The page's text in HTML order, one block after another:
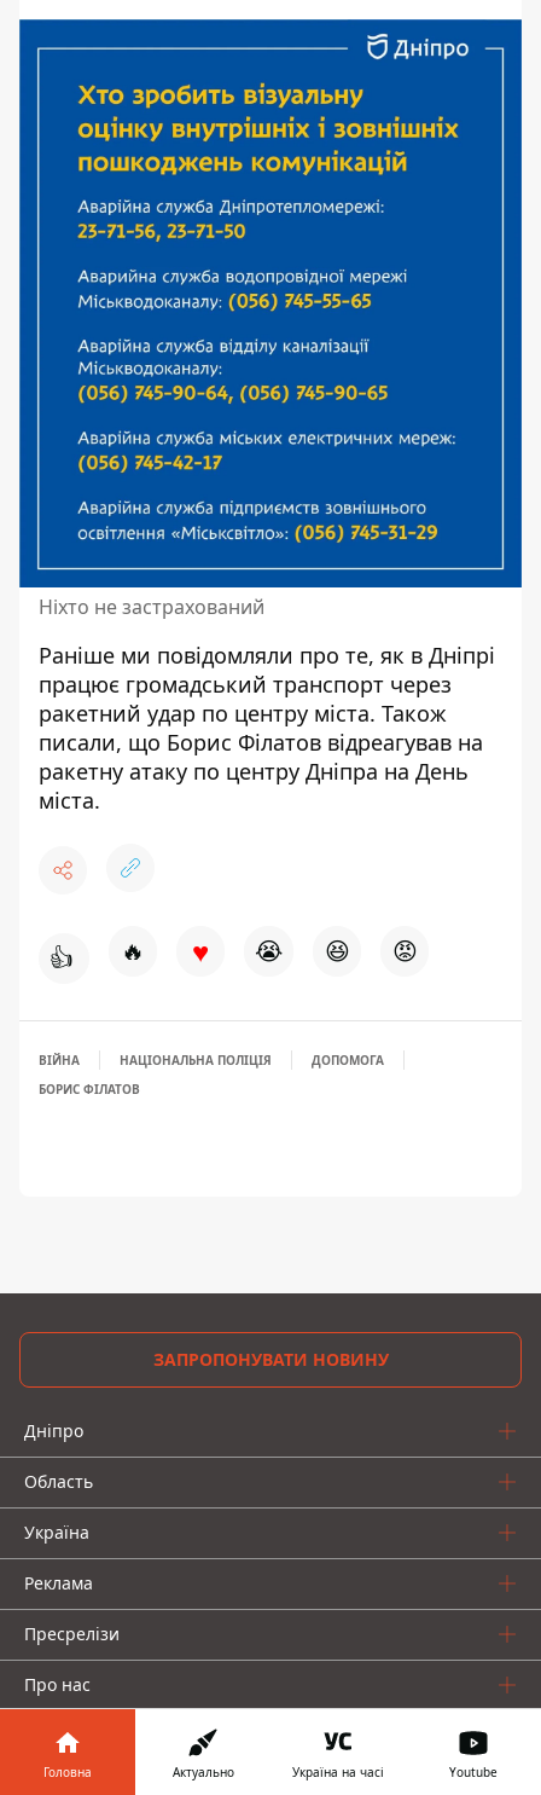
Ніхто не застрахований
Раніше ми повідомляли про те, як в Дніпрі
працює громадський транспорт через
ракетний удар по центру міста. Також
писали, що Борис Філатов відреагував на
ракетну атаку по центру Дніпра на День
міста.
👍 🔥 ♥ 😭 😆 😡
ВІЙНА НАЦІОНАЛЬНА ПОЛІЦІЯ
ДОПОМОГА
БОРИС ФІЛАТОВ
ЗАПРОПОНУВАТИ НОВИНУ
Дніпро
Область
Україна
Реклама
Пресрелізи
Про нас
Головна Актуально Україна на часі Youtube